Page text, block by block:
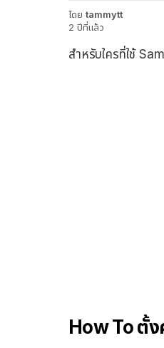
โดย tammytt
2 ปีที่แล้ว
สำหรับใครที่ใช้
How To ตั้ง